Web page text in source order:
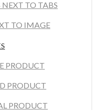
NEXT TO TABS
TO IMAGE
PRODUCT
PRODUCT
PRODUCT